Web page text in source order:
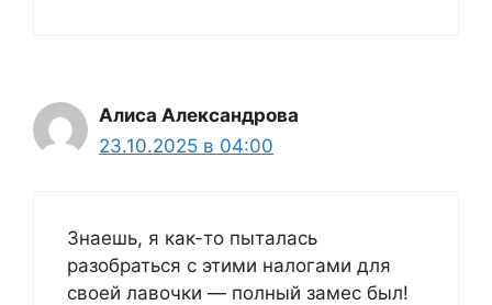
Алиса Александрова
23.10.2025 в 04:00
Знаешь, я как-то пыталась
разобраться с этими налогами для
своей лавочки — полный замес был!